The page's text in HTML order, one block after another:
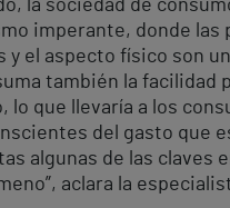
la sociedad de
imperante, donde las
y el aspecto físico son
también la facilidad
lo que llevaría a los
del gasto que
algunas de las claves
aclara la